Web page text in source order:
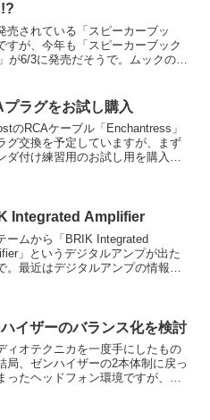
売されている「スピーカーブッ
すが、今年も「スピーカーブック
が6/3に発売だそうで。ムックの内
サブタイトルが付いていて、ヘッ
ブックの...
プラグをお試し購入
のRCAケーブル「Enchantress」
グ交換を予定していますが、まず
ダ付け練習用のお試し用を購入し
Integrated Amplifier
ームから「BRIK Integrated
」というデジタルアンプが出た
。最近はデジタルアンプの情報を
イザーのバランス化を検討
ィオテクニカを一度手にしたもの
局、ゼンハイザーの2本体制に戻っ
ったヘッドフォン環境ですが、将